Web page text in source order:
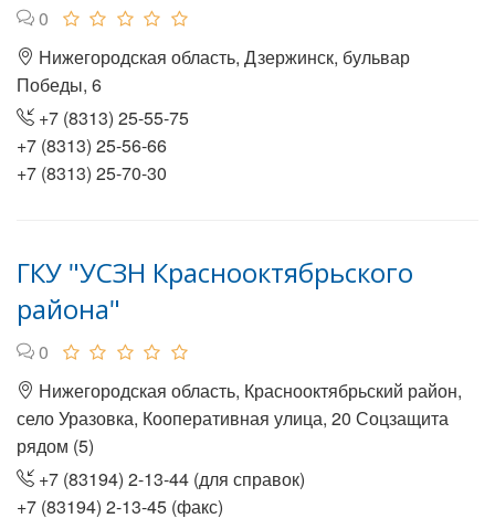
0
Нижегородская область, Дзержинск, бульвар
Победы, 6
+7 (8313) 25-55-75
+7 (8313) 25-56-66
+7 (8313) 25-70-30
ГКУ "УСЗН Краснооктябрьского
района"
0
Нижегородская область, Краснооктябрьский район,
село Уразовка, Кооперативная улица, 20 Соцзащита
рядом (5)
+7 (83194) 2-13-44 (для справок)
+7 (83194) 2-13-45 (факс)